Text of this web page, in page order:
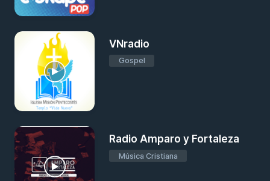
VNradio
Gospel
Radio Amparo y Fortaleza
Música Cristiana